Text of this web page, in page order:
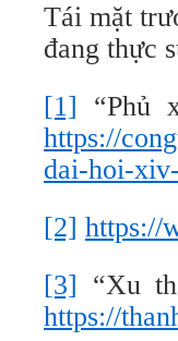
Tái mặt
đang thực
[1] “Phủ
https://
dai-hoi-
[2] https://
[3] “Xu
https://